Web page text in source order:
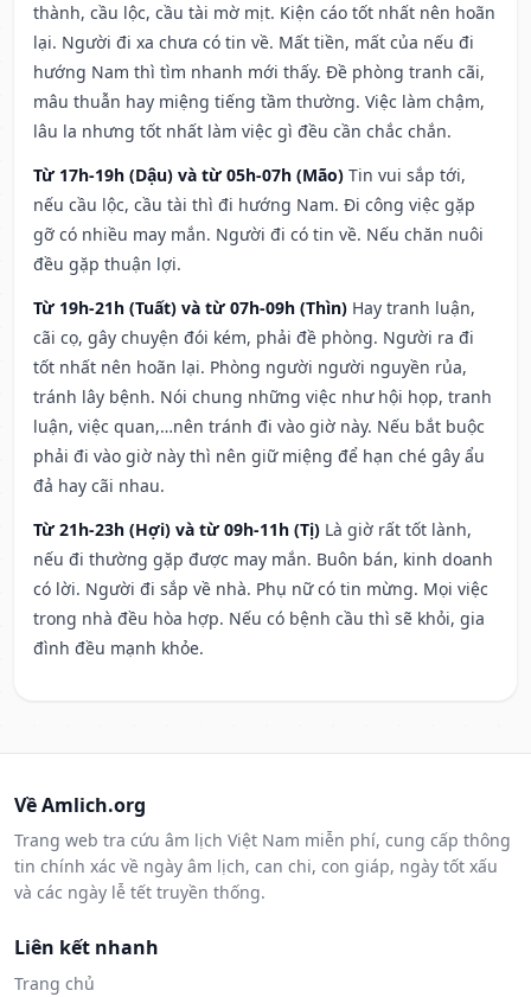
thành, cầu lộc, cầu tài mờ mịt. Kiện cáo tốt nhất nên hoãn
lại. Người đi xa chưa có tin về. Mất tiền, mất của nếu đi
hướng Nam thì tìm nhanh mới thấy. Đề phòng tranh cãi,
mâu thuẫn hay miệng tiếng tầm thường. Việc làm chậm,
lâu la nhưng tốt nhất làm việc gì đều cần chắc chắn.
Từ 17h-19h (Dậu) và từ 05h-07h (Mão) Tin vui sắp tới,
nếu cầu lộc, cầu tài thì đi hướng Nam. Đi công việc gặp
gỡ có nhiều may mắn. Người đi có tin về. Nếu chăn nuôi
đều gặp thuận lợi.
Từ 19h-21h (Tuất) và từ 07h-09h (Thìn) Hay tranh luận,
cãi cọ, gây chuyện đói kém, phải đề phòng. Người ra đi
tốt nhất nên hoãn lại. Phòng người người nguyền rủa,
tránh lây bệnh. Nói chung những việc như hội họp, tranh
luận, việc quan,…nên tránh đi vào giờ này. Nếu bắt buộc
phải đi vào giờ này thì nên giữ miệng để hạn ché gây ẩu
đả hay cãi nhau.
Từ 21h-23h (Hợi) và từ 09h-11h (Tị) Là giờ rất tốt lành,
nếu đi thường gặp được may mắn. Buôn bán, kinh doanh
có lời. Người đi sắp về nhà. Phụ nữ có tin mừng. Mọi việc
trong nhà đều hòa hợp. Nếu có bệnh cầu thì sẽ khỏi, gia
đình đều mạnh khỏe.
Về Amlich.org
Trang web tra cứu âm lịch Việt Nam miễn phí, cung cấp thông
tin chính xác về ngày âm lịch, can chi, con giáp, ngày tốt xấu
và các ngày lễ tết truyền thống.
Liên kết nhanh
Trang chủ